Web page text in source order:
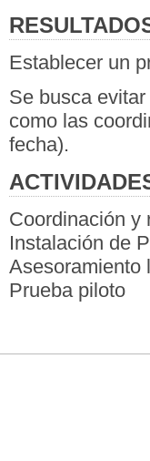
Establecer un
Se busca
como las
fecha).
Coordinación y
Instalación de
Asesoramiento
Prueba piloto